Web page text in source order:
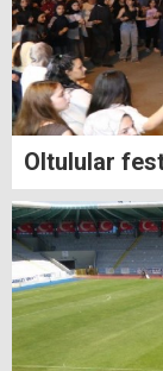
Oltulular